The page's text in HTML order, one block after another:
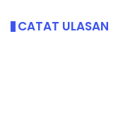
CATAT ULASAN